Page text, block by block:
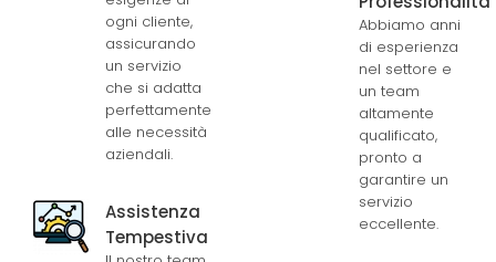
ogni cliente,
assicurando
un servizio
che si adatta
perfettamente
alle necessità
aziendali.
Assistenza
Tempestiva
Abbiamo anni
di esperienza
nel settore e
un team
altamente
qualificato,
pronto a
garantire un
servizio
eccellente.